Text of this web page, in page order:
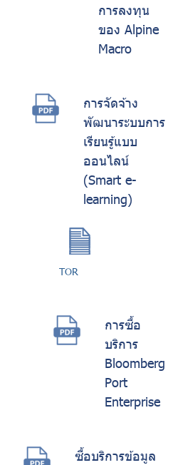
การลงทุน
ของ Alpine
Macro
การจัดจ้าง
พัฒนาระบบการ
เรียนรู้แบบ
ออนไลน์
(Smart e-
learning)
TOR
การซื้อ
บริการ
Bloomberg
Port
Enterprise
ซื้อบริการข้อมูล